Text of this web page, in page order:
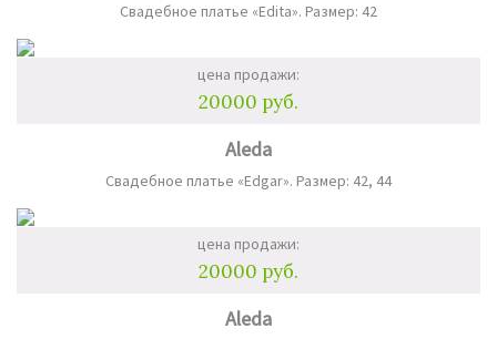
Свадебное платье «Edita». Размер: 42
цена продажи:
20000 руб.
Aleda
Свадебное платье «Edgar». Размер: 42, 44
цена продажи:
20000 руб.
Aleda